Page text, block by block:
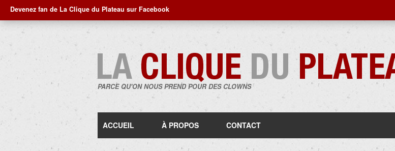
Devenez fan de La Clique du Plateau sur Facebook
PARCE QU'ON NOUS PREND POUR DES CLOWNS
au
ACCUEIL À PROPOS CONTACT